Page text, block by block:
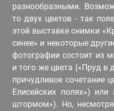
разнообразными.
то двух цветов - так
этой выставке снимки
синее» и некоторые
фотографии состоит из
и того же цвета («Пруд
причудливое сочетание
Елисейских полях») или
штормом»). Но,